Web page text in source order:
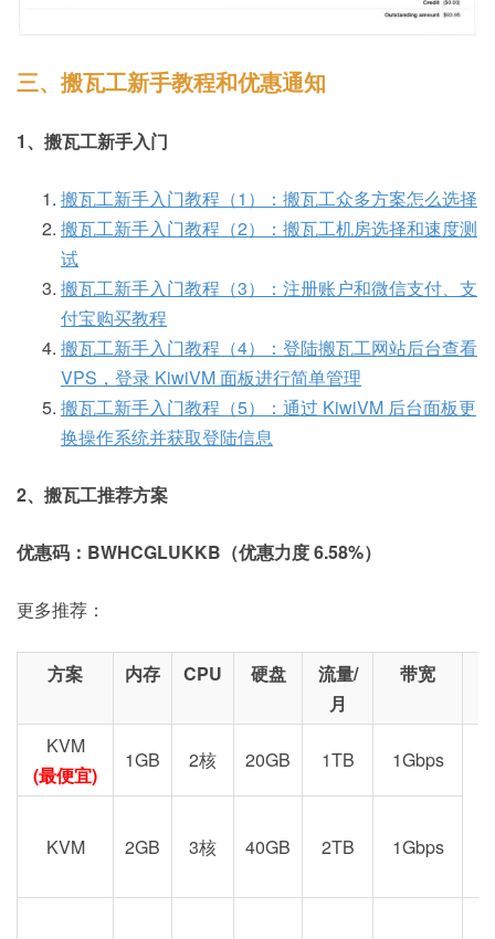
三、搬瓦工新手教程和优惠通知
1、搬瓦工新手入门
搬瓦工新手入门教程（1）：搬瓦工众多方案怎么选择
搬瓦工新手入门教程（2）：搬瓦工机房选择和速度测
试
搬瓦工新手入门教程（3）：注册账户和微信支付、支
付宝购买教程
搬瓦工新手入门教程（4）：登陆搬瓦工网站后台查看
VPS，登录 KiwiVM 面板进行简单管理
搬瓦工新手入门教程（5）：通过 KiwiVM 后台面板更
换操作系统并获取登陆信息
2、搬瓦工推荐方案
优惠码：BWHCGLUKKB（优惠力度 6.58%）
更多推荐：
方案 内存 CPU 硬盘
流量/
月
带宽
KVM
(最便宜)
1GB 2核 20GB 1TB 1Gbps
KVM 2GB 3核 40GB 2TB 1Gbps